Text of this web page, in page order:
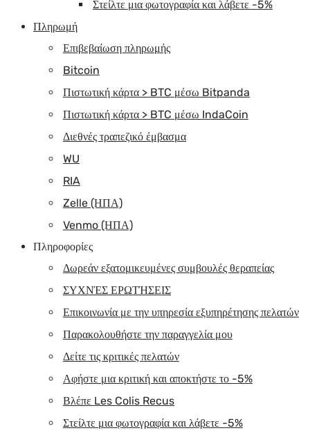
Στείλτε μια φωτογραφία και λάβετε -5%
Πληρωμή
Επιβεβαίωση πληρωμής
Bitcoin
Πιστωτική κάρτα > BTC μέσω Bitpanda
Πιστωτική κάρτα > BTC μέσω IndaCoin
Διεθνές τραπεζικό έμβασμα
WU
RIA
Zelle (ΗΠΑ)
Venmo (ΗΠΑ)
Πληροφορίες
Δωρεάν εξατομικευμένες συμβουλές θεραπείας
ΣΥΧΝΈΣ ΕΡΩΤΉΣΕΙΣ
Επικοινωνία με την υπηρεσία εξυπηρέτησης πελατών
Παρακολουθήστε την παραγγελία μου
Δείτε τις κριτικές πελατών
Αφήστε μια κριτική και αποκτήστε το -5%
Βλέπε Les Colis Recus
Στείλτε μια φωτογραφία και λάβετε -5%